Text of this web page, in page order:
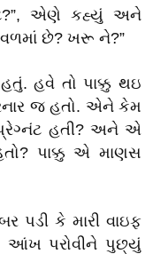
એણે કહ્યું અને
છે? ખરૂ ને?”
હવે તો પાક્કુ થઇ
જ હતો. એને કેમ
પ્રેગ્નંટ હતી? અને એ
પાક્કુ એ માણસ
પડી કે મારી વાઇફ
આંખ પરોવીને પુછ્યું